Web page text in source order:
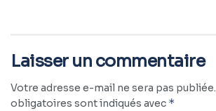
Laisser un commentaire
Votre adresse e-mail ne sera pas publiée.
obligatoires sont indiqués avec *